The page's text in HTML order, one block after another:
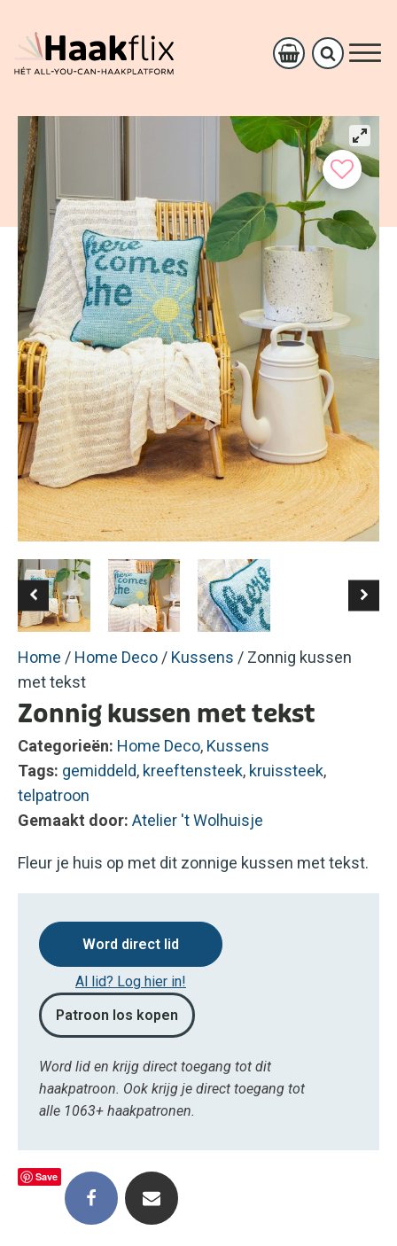
Home / Home Deco / Kussens / Zonnig kussen
met tekst
Zonnig kussen met tekst
Categorieën: Home Deco, Kussens
Tags: gemiddeld, kreeftensteek, kruissteek,
telpatroon
Gemaakt door: Atelier 't Wolhuisje
Fleur je huis op met dit zonnige kussen met tekst.
Word direct lid
Al lid? Log hier in!
Patroon los kopen
Word lid en krijg direct toegang tot dit
haakpatroon. Ook krijg je direct toegang tot
alle 1063+ haakpatronen.
Save